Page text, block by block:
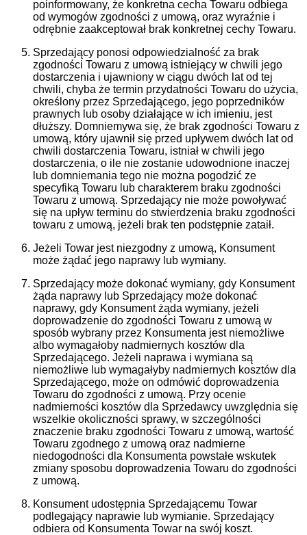
poinformowany, że konkretna cecha Towaru odbiega
od wymogów zgodności z umową, oraz wyraźnie i
odrębnie zaakceptował brak konkretnej cechy Towaru.
Sprzedający ponosi odpowiedzialność za brak
zgodności Towaru z umową istniejący w chwili jego
dostarczenia i ujawniony w ciągu dwóch lat od tej
chwili, chyba że termin przydatności Towaru do użycia,
określony przez Sprzedającego, jego poprzedników
prawnych lub osoby działające w ich imieniu, jest
dłuższy. Domniemywa się, że brak zgodności Towaru z
umową, który ujawnił się przed upływem dwóch lat od
chwili dostarczenia Towaru, istniał w chwili jego
dostarczenia, o ile nie zostanie udowodnione inaczej
lub domniemania tego nie można pogodzić ze
specyfiką Towaru lub charakterem braku zgodności
Towaru z umową. Sprzedający nie może powoływać
się na upływ terminu do stwierdzenia braku zgodności
towaru z umową, jeżeli brak ten podstępnie zataił.
Jeżeli Towar jest niezgodny z umową, Konsument
może żądać jego naprawy lub wymiany.
Sprzedający może dokonać wymiany, gdy Konsument
żąda naprawy lub Sprzedający może dokonać
naprawy, gdy Konsument żąda wymiany, jeżeli
doprowadzenie do zgodności Towaru z umową w
sposób wybrany przez Konsumenta jest niemożliwe
albo wymagałoby nadmiernych kosztów dla
Sprzedającego. Jeżeli naprawa i wymiana są
niemożliwe lub wymagałyby nadmiernych kosztów dla
Sprzedającego, może on odmówić doprowadzenia
Towaru do zgodności z umową. Przy ocenie
nadmierności kosztów dla Sprzedawcy uwzględnia się
wszelkie okoliczności sprawy, w szczególności
znaczenie braku zgodności Towaru z umową, wartość
Towaru zgodnego z umową oraz nadmierne
niedogodności dla Konsumenta powstałe wskutek
zmiany sposobu doprowadzenia Towaru do zgodności
z umową.
Konsument udostępnia Sprzedającemu Towar
podlegający naprawie lub wymianie. Sprzedający
odbiera od Konsumenta Towar na swój koszt.